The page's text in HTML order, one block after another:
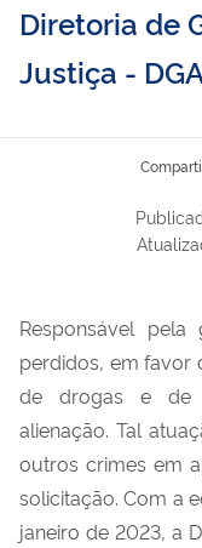
Diretoria de
Justiça -
Responsável
perdidos, em favor
de drogas e de
alienação. Tal
outros crimes em
solicitação. Com a
janeiro de 2023, a